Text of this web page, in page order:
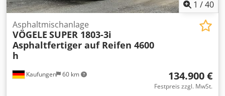
1 /40
Kaufungen 60 km
Asphaltmischanlage
VÖGELE SUPER 1803-3i
Asphaltfertiger auf Reifen 4600
h
134.900 €
Festpreis zzgl. MwSt.